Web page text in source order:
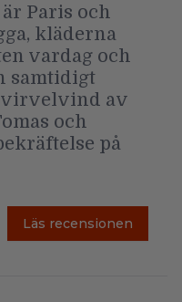
är Paris och
kläderna
vardag och
samtidigt
virvelvind av
och
på
Läs recensionen